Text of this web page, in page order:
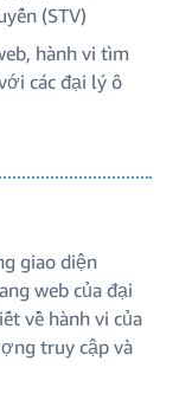
(STV)
hành vi tìm
các đại lý ô
giao diện
web của đại
về hành vi của
truy cập và